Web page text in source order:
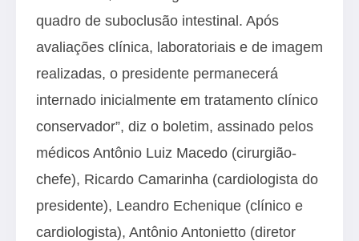
quadro de suboclusão intestinal. Após
avaliações clínica, laboratoriais e de imagem
realizadas, o presidente permanecerá
internado inicialmente em tratamento clínico
conservador”, diz o boletim, assinado pelos
médicos Antônio Luiz Macedo (cirurgião-
chefe), Ricardo Camarinha (cardiologista do
presidente), Leandro Echenique (clínico e
cardiologista), Antônio Antonietto (diretor